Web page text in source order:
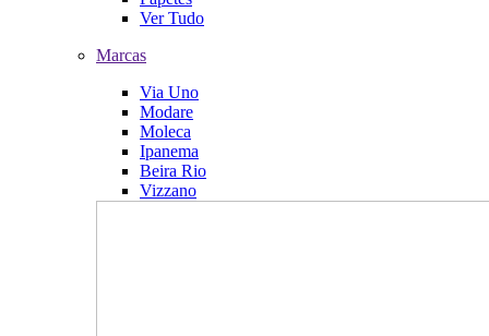
Ver Tudo
Marcas
Via Uno
Modare
Moleca
Ipanema
Beira Rio
Vizzano